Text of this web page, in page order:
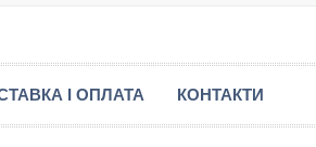
І ОПЛАТА КОНТАКТИ